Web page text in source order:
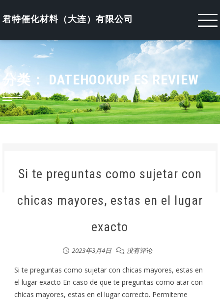
to君特催化材料（大连）有限公司
分类： DATEHOOKUP ES REVIEW
Si te preguntas como sujetar con
chicas mayores, estas en el lugar
exacto
2023年3月4日 没有评论
Si te preguntas como sujetar con chicas mayores, estas en
el lugar exacto En caso de que te preguntas como atar con
chicas mayores, estas en el lugar correcto. Permiteme